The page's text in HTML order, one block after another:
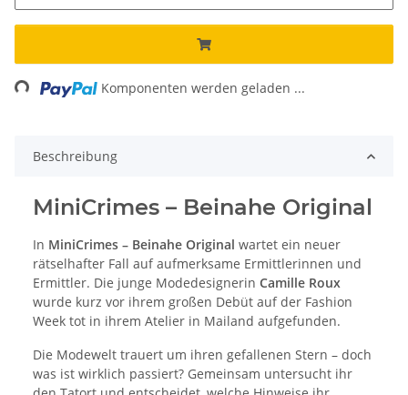
Loading... Komponenten werden geladen ...
Beschreibung
MiniCrimes – Beinahe Original
In MiniCrimes – Beinahe Original wartet ein neuer
rätselhafter Fall auf aufmerksame Ermittlerinnen und
Ermittler. Die junge Modedesignerin Camille Roux
wurde kurz vor ihrem großen Debüt auf der Fashion
Week tot in ihrem Atelier in Mailand aufgefunden.
Die Modewelt trauert um ihren gefallenen Stern – doch
was ist wirklich passiert? Gemeinsam untersucht ihr